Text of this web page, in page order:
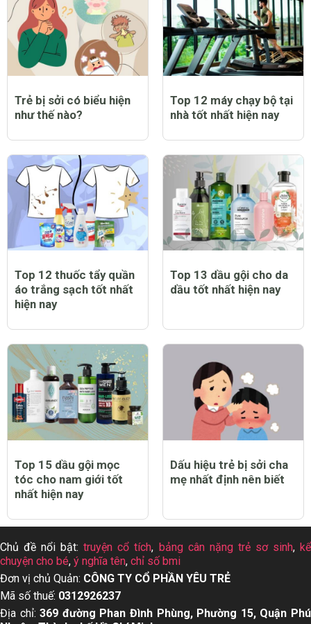
Trẻ bị sởi có biểu hiện
như thế nào?
Top 12 máy chạy bộ tại
nhà tốt nhất hiện nay
Top 12 thuốc tẩy quần
áo trắng sạch tốt nhất
hiện nay
Top 13 dầu gội cho da
dầu tốt nhất hiện nay
Top 15 dầu gội mọc
tóc cho nam giới tốt
nhất hiện nay
Dấu hiệu trẻ bị sởi cha
mẹ nhất định nên biết
Chủ đề nổi bật:truyện cổ tích, bảng cân nặng trẻ sơ sinh,kể
chuyện cho bé, ý nghĩa tên, chỉ số bmi
Đơn vị chủ Quản: CÔNG TY CỔ PHẦN YÊU TRẺ
Mã số thuế: 0312926237
Địa chỉ:369 đường Phan Đình Phùng, Phường 15, Quận Phú